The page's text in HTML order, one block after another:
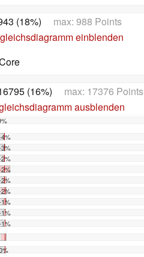
(18%) max: 988 Points
einblenden
(16%) max: 17376 Points
ausblenden